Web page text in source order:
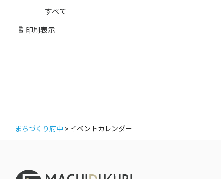
ゴ
リ
すべて
印刷 表示
まちづくり府中 > イベントカレンダー